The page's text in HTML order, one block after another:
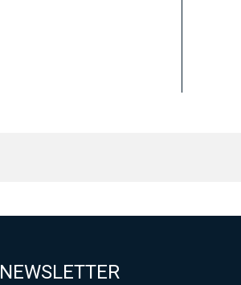
NEWSLETTER